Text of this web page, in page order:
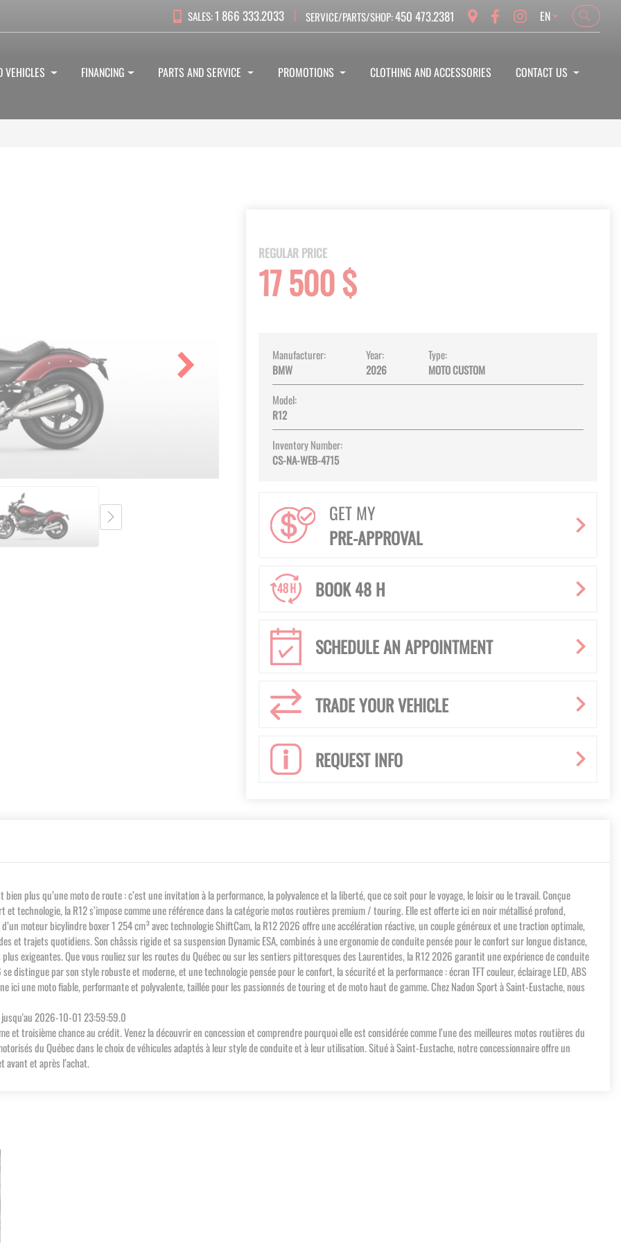
SALES:1 866 333.2033 SERVICE/PARTS/SHOP:450 473.2381
Search
Search
Language
EN
VEHICLES FINANCING PARTS AND SERVICE PROMOTIONS CLOTHING AND ACCESSORIES CONTACT US
REGULAR PRICE
17 500 $
Manufacturer:
BMW
Year:
2026
Type:
MOTO CUSTOM
Model:
R12
Inventory Number:
CS-NA-WEB-4715
GET MY
PRE-APPROVAL
BOOK 48 H
SCHEDULE AN APPOINTMENT
TRADE YOUR VEHICLE
REQUEST INFO
plus qu’une moto de route : c’est une invitation à la performance, la polyvalence et la liberté, que ce soit pour le voyage, le loisir ou le travail. Conçue
technologie, la R12 s’impose comme une référence dans la catégorie motos routières premium / touring. Elle est offerte ici en noir métallisé profond,
moteur bicylindre boxer 1 254 cm³ avec technologie ShiftCam, la R12 2026 offre une accélération réactive, un couple généreux et une traction optimale,
et trajets quotidiens. Son châssis rigide et sa suspension Dynamic ESA, combinés à une ergonomie de conduite pensée pour le confort sur longue distance,
exigeantes. Que vous rouliez sur les routes du Québec ou sur les sentiers pittoresques des Laurentides, la R12 2026 garantit une expérience de conduite
distingue par son style robuste et moderne, et une technologie pensée pour le confort, la sécurité et la performance : écran TFT couleur, éclairage LED, ABS
ici une moto fiable, performante et polyvalente, taillée pour les passionnés de touring et de moto haut de gamme. Chez Nadon Sport à Saint-Eustache, nous
jusqu'au 2026-10-01 23:59:59.0
et troisième chance au crédit. Venez la découvrir en concession et comprendre pourquoi elle est considérée comme l’une des meilleures motos routières du
du Québec dans le choix de véhicules adaptés à leur style de conduite et à leur utilisation. Situé à Saint-Eustache, notre concessionnaire offre un
avant et après l’achat.